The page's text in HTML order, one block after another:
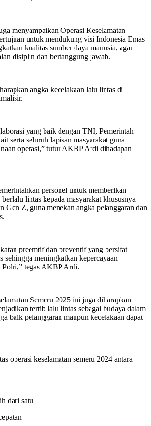
menyampaikan Operasi Keselamatan
untuk mendukung visi Indonesia Emas
kualitas sumber daya manusia, agar
disiplin dan bertanggung jawab.
angka kecelakaan lalu lintas di
yang baik dengan TNI, Pemerintah
serta seluruh lapisan masyarakat guna
operasi,” tutur AKBP Ardi dihadapan
personel untuk memberikan
berlalu lintas kepada masyarakat khususnya
Gen Z, guna menekan angka pelanggaran dan
preemtif dan preventif yang bersifat
sehingga meningkatkan kepercayaan
Polri,” tegas AKBP Ardi.
Semeru 2025 ini juga diharapkan
tertib lalu lintas sebagai budaya dalam
baik pelanggaran maupun kecelakaan dapat
operasi keselamatan semeru 2024 antara
dari satu